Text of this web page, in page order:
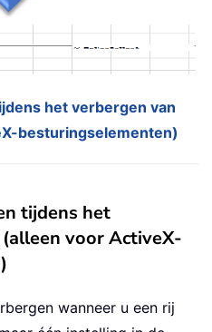
het verbergen van
besturingselementen)
tijdens het
voor ActiveX-
wanneer u een rij